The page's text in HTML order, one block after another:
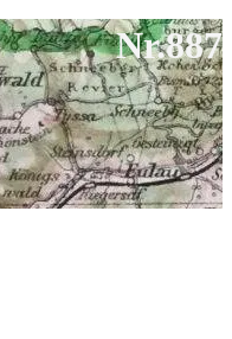
Nr.887